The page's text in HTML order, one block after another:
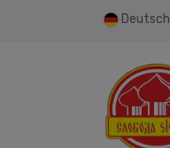
Deutsch